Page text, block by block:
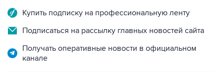
Купить подписку на профессиональную ленту
Подписаться на рассылку главных новостей сайта
Получать оперативные новости в официальном
канале